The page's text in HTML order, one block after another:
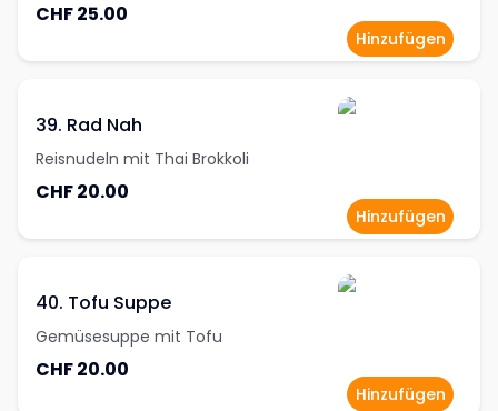
CHF 25.00
Hinzufügen
39. Rad Nah
Reisnudeln mit Thai Brokkoli
CHF 20.00
Hinzufügen
40. Tofu Suppe
Gemüsesuppe mit Tofu
CHF 20.00
Hinzufügen